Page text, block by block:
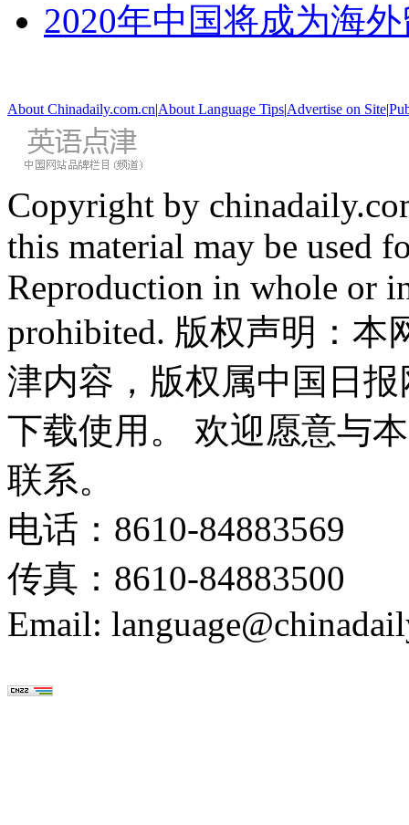
2020年中国将成为海
About Chinadaily.com.cn|About Language Tips|Advertise on Site|
Copyright by
this material may be used
Reproduction in whole or
prohibited. 版权声明：
津内容，版权属中国日
下载使用。 欢迎愿意与
联系。
电话：8610-84883569
传真：8610-84883500
Email: